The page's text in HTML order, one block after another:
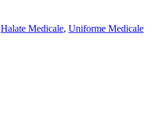
Halate Medicale, Uniforme Medicale